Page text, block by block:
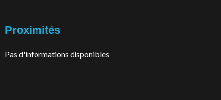
Proximités
Pas d'informations disponibles